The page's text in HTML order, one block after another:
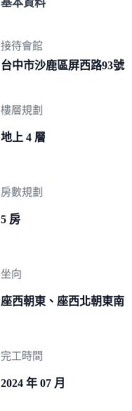
基本資料
接待會館
台中市沙鹿區屏西路93號
樓層規劃
地上 4 層
房數規劃
5 房
坐向
座西朝東、座西北朝東南
完工時間
2024 年 07 月